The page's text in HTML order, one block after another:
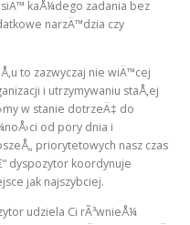
kaÅ¼dego zadania bez
narzÄ™dzia czy
to zazwyczaj nie wiÄ™cej
i utrzymywaniu staÅ‚ej
w stanie dotrzeÄ‡ do
od pory dnia i
priorytetowych nasz czas
dyspozytor koordynuje
jak najszybciej.
udziela Ci rÃ³wnieÅ¼